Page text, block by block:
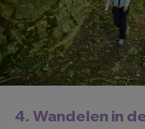
4. Wandelen in